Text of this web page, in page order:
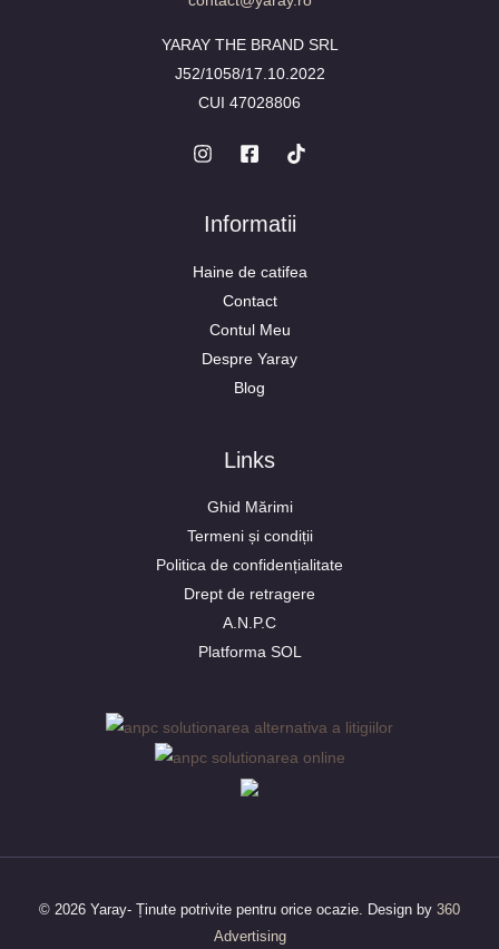
YARAY THE BRAND SRL
J52/1058/17.10.2022
CUI 47028806
Informatii
Haine de catifea
Contact
Contul Meu
Despre Yaray
Blog
Links
Ghid Mărimi
Termeni și condiții
Politica de confidențialitate
Drept de retragere
A.N.P.C
Platforma SOL
© 2026 Yaray- Ținute potrivite pentru orice ocazie. Design by 360
Advertising